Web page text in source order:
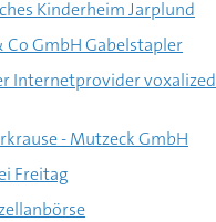
Kinderheim Jarplund
Co GmbH Gabelstapler
Internetprovider voxalized
- Mutzeck GmbH
Freitag